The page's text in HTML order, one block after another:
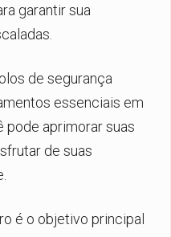
garantir sua
de segurança
essenciais em
pode aprimorar suas
de suas
é o objetivo principal